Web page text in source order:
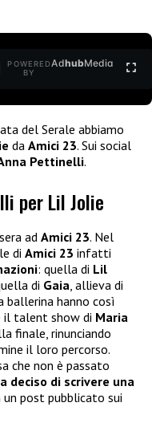
POWERED
BY
AdhubMedia
del Serale abbiamo
da Amici 23. Sui social
Pettinelli.
per Lil Jolie
ad Amici 23. Nel
di Amici 23 infatti
: quella di Lil
di Gaia, allieva di
ballerina hanno così
talent show di Maria
finale, rinunciando
il loro percorso.
che non è passato
deciso di scrivere una
un post pubblicato sui